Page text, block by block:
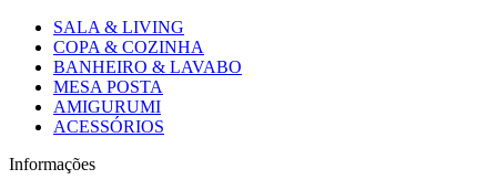
SALA & LIVING
COPA & COZINHA
BANHEIRO & LAVABO
MESA POSTA
AMIGURUMI
ACESSÓRIOS
Informações